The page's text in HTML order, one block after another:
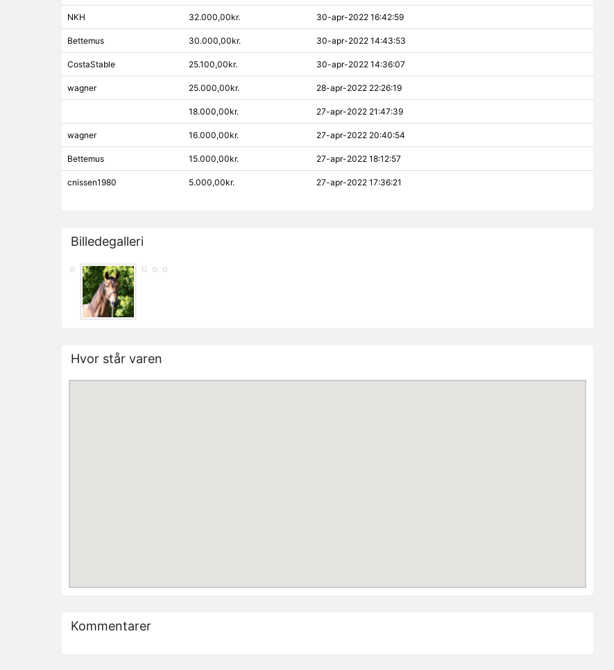
NKH 32.000,00kr. 30-apr-2022 16:42:59
Bettemus 30.000,00kr. 30-apr-2022 14:43:53
CostaStable 25.100,00kr. 30-apr-2022 14:36:07
wagner 25.000,00kr. 28-apr-2022 22:26:19
18.000,00kr. 27-apr-2022 21:47:39
wagner 16.000,00kr. 27-apr-2022 20:40:54
Bettemus 15.000,00kr. 27-apr-2022 18:12:57
cnissen1980 5.000,00kr. 27-apr-2022 17:36:21
Billedegalleri
Hvor står varen
Kommentarer